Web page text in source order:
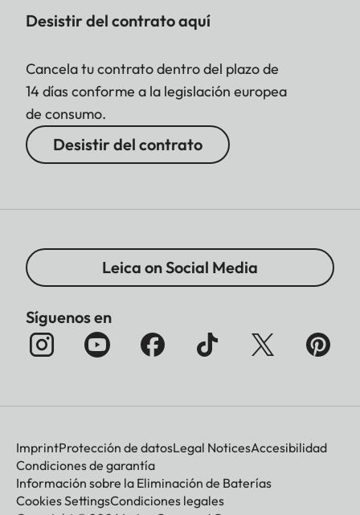
Desistir del contrato aquí
Cancela tu contrato dentro del plazo de
14 días conforme a la legislación europea
de consumo.
Desistir del contrato
Leica on Social Media
Síguenos en
ImprintProtección de datosLegal NoticesAccesibilidad
Condiciones de garantía
Información sobre la Eliminación de Baterías
Cookies SettingsCondiciones legales